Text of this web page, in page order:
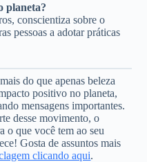
planeta?
conscientiza sobre o
pessoas a adotar práticas
do que apenas beleza
positivo no planeta,
mensagens importantes.
desse movimento, o
o que você tem ao seu
Gosta de assuntos mais
clicando aqui.